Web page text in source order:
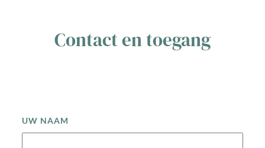
Contact en toegang
UW NAAM